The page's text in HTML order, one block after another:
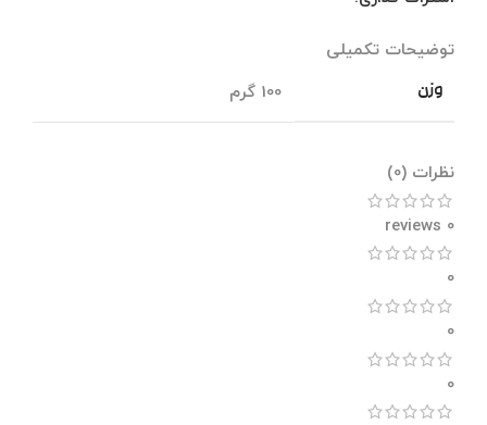
توضیحات تکمیلی
وزن
100 گرم
نظرات (0)
0 reviews
0
0
0